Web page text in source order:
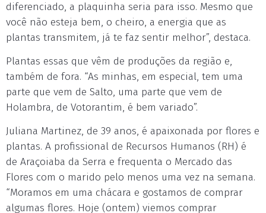
diferenciado, a plaquinha seria para isso. Mesmo que
você não esteja bem, o cheiro, a energia que as
plantas transmitem, já te faz sentir melhor”, destaca.
Plantas essas que vêm de produções da região e,
também de fora. “As minhas, em especial, tem uma
parte que vem de Salto, uma parte que vem de
Holambra, de Votorantim, é bem variado”.
Juliana Martinez, de 39 anos, é apaixonada por flores e
plantas. A profissional de Recursos Humanos (RH) é
de Araçoiaba da Serra e frequenta o Mercado das
Flores com o marido pelo menos uma vez na semana.
“Moramos em uma chácara e gostamos de comprar
algumas flores. Hoje (ontem) viemos comprar